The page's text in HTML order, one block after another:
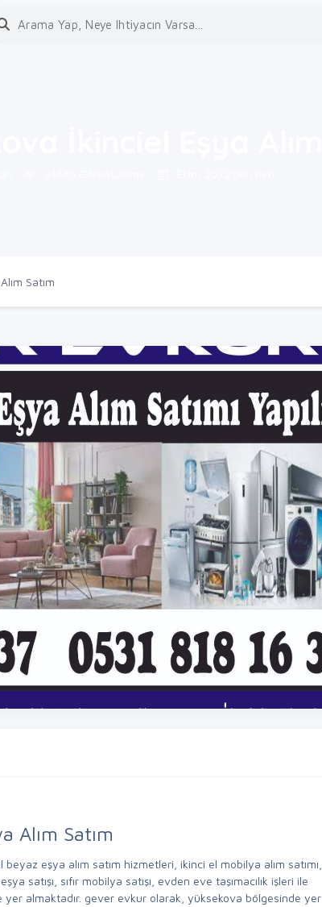
Satım
Alım Satım
eşya alım satım hizmetleri, ikinci el mobilya alım satımı,
satışı, sıfır mobilya satışı, evden eve taşımacılık işleri ile
almaktadır. gever evkur olarak, yüksekova bölgesinde yer